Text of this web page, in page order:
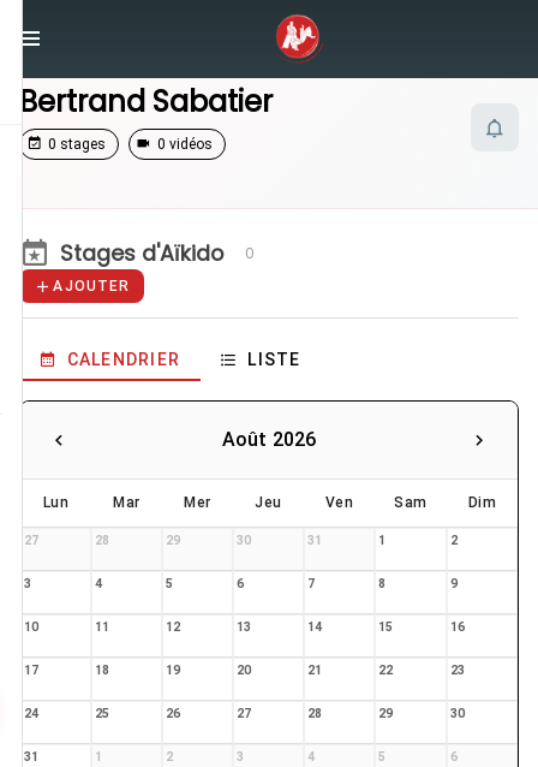
Bertrand Sabatier
Bertrand Sabatier
0 stages 0 vidéos
Stages d'Aïkido 0
AJOUTER
CALENDRIER LISTE
Août 2026
Lun Mar Mer Jeu Ven Sam Dim
27 28 29 30 31 1 2
3 4 5 6 7 8 9
10 11 12 13 14 15 16
17 18 19 20 21 22 23
24 25 26 27 28 29 30
31 1 2 3 4 5 6